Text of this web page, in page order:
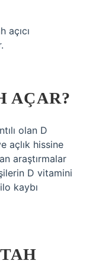
açıcı
AÇAR?
olan D
açlık hissine
araştırmalar
D vitamini
kaybı